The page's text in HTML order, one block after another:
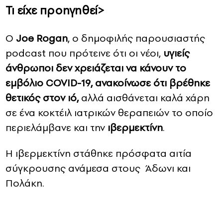
Τι είχε προηγηθεί>
Ο Joe Rogan, ο δημοφιλής παρουσιαστής
podcast που πρότεινε ότι οι νέοι, υγιείς
άνθρωποι δεν χρειάζεται να κάνουν το
εμβόλιο COVID-19, ανακοίνωσε ότι βρέθηκε
θετικός στον ιό,αλλά αισθάνεται καλά χάρη
σε ένα κοκτέιλ ιατρικών θεραπειών το οποίο
περιελάμβανε και την ιβερμεκτίνη.
Η ιβερμεκτίνη στάθηκε πρόσφατα αιτία
σύγκρουσης ανάμεσα στους Άδωνι και
Πολάκη.